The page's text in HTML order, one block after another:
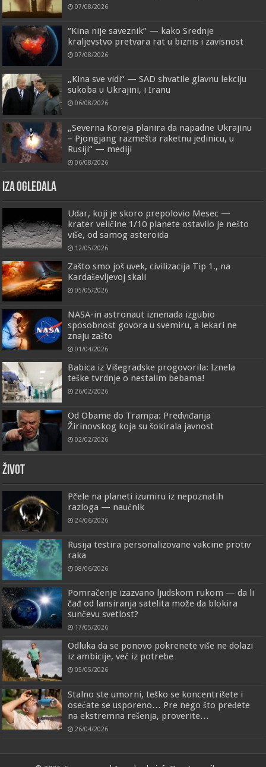
07/08/2026
“Kina nije saveznik” — kako Srednje
kraljevstvo pretvara rat u biznis i zavisnost
07/08/2026
„Kina sve vidi“ — SAD shvatile glavnu lekciju
sukoba u Ukrajini, i Iranu
06/08/2026
„Severna Koreja planira da napadne Ukrajinu
– Pjongjang razmešta raketnu jedinicu, u
Rusiji“ — mediji
06/08/2026
IZA OGLEDALA
Udar, koji je skoro prepolovio Mesec —
krater veličine 1/10 planete ostavilo je nešto
više, od samog asteroida
12/05/2026
Zašto smo još uvek, civilizacija Tip 1., na
Kardaševljevoj skali
05/05/2026
NASA-in astronaut iznenada izgubio
sposobnost govora u svemiru, a lekari ne
znaju zašto
01/04/2026
Babica iz Višegradske progovorila: Iznela
teške tvrdnje o nestalim bebama!
26/02/2026
Od Obame do Trampa: Predviđanja
Žirinovskog koja su šokirala javnost
02/02/2026
ŽIVOT
Pčele na planeti izumiru iz nepoznatih
razloga — naučnik
24/06/2026
Rusija testira personalizovane vakcine protiv
raka
08/06/2026
Pomračenje izazvano ljudskom rukom — da li
čađ od lansiranja satelita može da blokira
sunčevu svetlost?
17/05/2026
Odluka da se ponovo pokrenete više ne dolazi
iz ambicije, već iz potrebe
05/05/2026
Stalno ste umorni, teško se koncentrišete i
osećate se usporeno… Pre nego što pređete
na ekstremna rešenja, proverite…
26/04/2026